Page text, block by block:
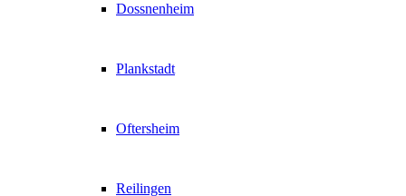
Dossnenheim
Plankstadt
Oftersheim
Reilingen